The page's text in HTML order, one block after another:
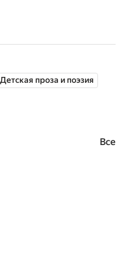
Детская проза и поэзия
Все